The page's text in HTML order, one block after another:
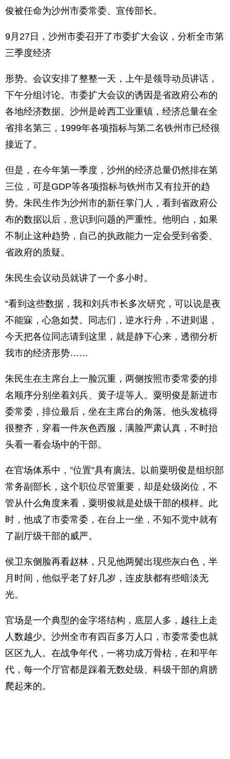
俊被任命为沙州市委常委、宣传部长。
9月27日，沙州市委召开了巿委扩大会议，分析全市第
三季度经济
形势。会议安排了整整一天，上午是领导动员讲话，
下午分组讨论。市委扩大会议的诱因是省政府公布的
各地经济数据。沙州是岭西工业重镇，经济总量在全
省排名第三，1999年各项指标与第二名铁州市已经很
接近了。
但是，在今年第一季度，沙州的经济总量仍然排在第
三位，可是GDP等各项指标与铁州市又有拉开的趋
势。朱民生作为沙州市的新任掌门人，看到省政府公
布的数据以后，意识到问题的严重性。他明白，如果
不制止这种趋势，自己的执政能力一定会受到省委、
省政府的质疑。
朱民生会议动员就讲了一个多小时。
“看到这些数据，我和刘兵巿长多次研究，可以说是夜
不能寐，心急如焚。同志们，逆水行舟，不进则退，
今天把各位同志请到这里，就是静下心来，透彻分析
我市的经济形势……
朱民生在主席台上一脸沉重，两侧按照市委常委的排
名顺序分别坐着刘兵、黄子堤等人。粟明俊是新进市
委常委，排位最后，坐在主席台的角落。他头发梳得
很整齐，穿着一件灰色西服，满脸严肃认真，不时抬
头看一看会场中的干部。
在官场体系中，”位置”具有廣法。以前粟明俊是组织部
常务副部长，这个职位尽管重要，却是处级岗位，不
管从什么角度来看，粟明俊就是处级干部的模样。此
时，他成了市委常委，在台上一坐，不知不觉中就有
了副厅级干部的威严。
侯卫东侧脸再看赵林，只见他两鬓出现些灰白色，半
月时间，他似乎老了好几岁，连皮肤都有些暗淡无
光。
官场是一个典型的金字塔结构，底层人多，越往上走
人数越少。沙州全市有四百多万人口，市委常委也就
区区九人。在战争年代，一将功成万骨枯，在和平年
代，每一个厅官都是踩着无数处级、科级干部的肩膀
爬起来的。